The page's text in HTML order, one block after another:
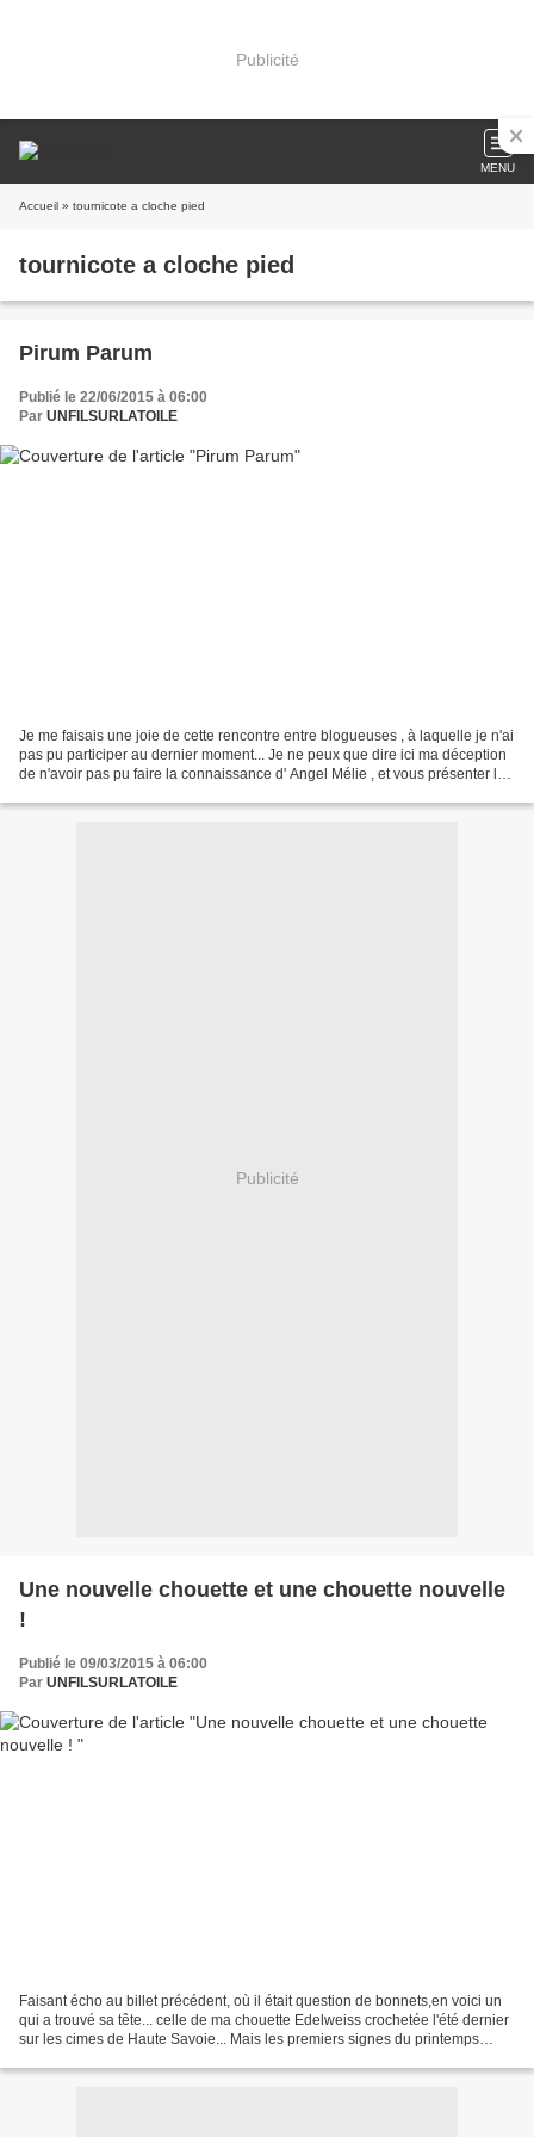
Publicité
MENU
Accueil » tournicote a cloche pied
tournicote a cloche pied
Pirum Parum
Publié le 22/06/2015 à 06:00
Par UNFILSURLATOILE
Je me faisais une joie de cette rencontre entre blogueuses , à laquelle je n'ai
pas pu participer au dernier moment... Je ne peux que dire ici ma déception
de n'avoir pas pu faire la connaissance d' Angel Mélie , et vous présenter le
Publicité
Une nouvelle chouette et une chouette nouvelle
!
Publié le 09/03/2015 à 06:00
Par UNFILSURLATOILE
Faisant écho au billet précédent, où il était question de bonnets,en voici un
qui a trouvé sa tête... celle de ma chouette Edelweiss crochetée l'été dernier
sur les cimes de Haute Savoie... Mais les premiers signes du printemps